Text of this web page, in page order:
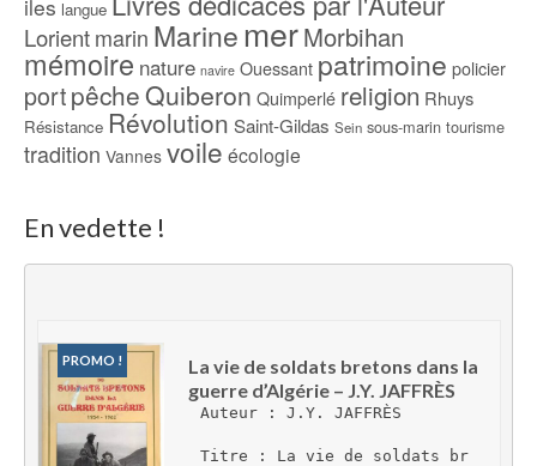
iles langue
Lorientmarin Marine merMorbihan
mémoire nature navire Ouessant patrimoine policier
portpêcheQuiberon Quimperlé religion Rhuys
Résistance Révolution Saint-Gildas Sein sous-marin tourisme
tradition Vannes voile écologie
En vedette !
PROMO !
La vie de soldats bretons dans la
guerre d’Algérie – J.Y. JAFFRÈS
Auteur : J.Y. JAFFRÈS
Titre : La vie de soldats br